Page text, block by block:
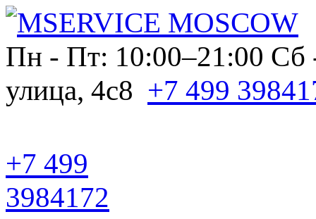
Пн - Пт: 10:00–21:00 Сб
улица, 4с8 +7 499
+7 499
3984172